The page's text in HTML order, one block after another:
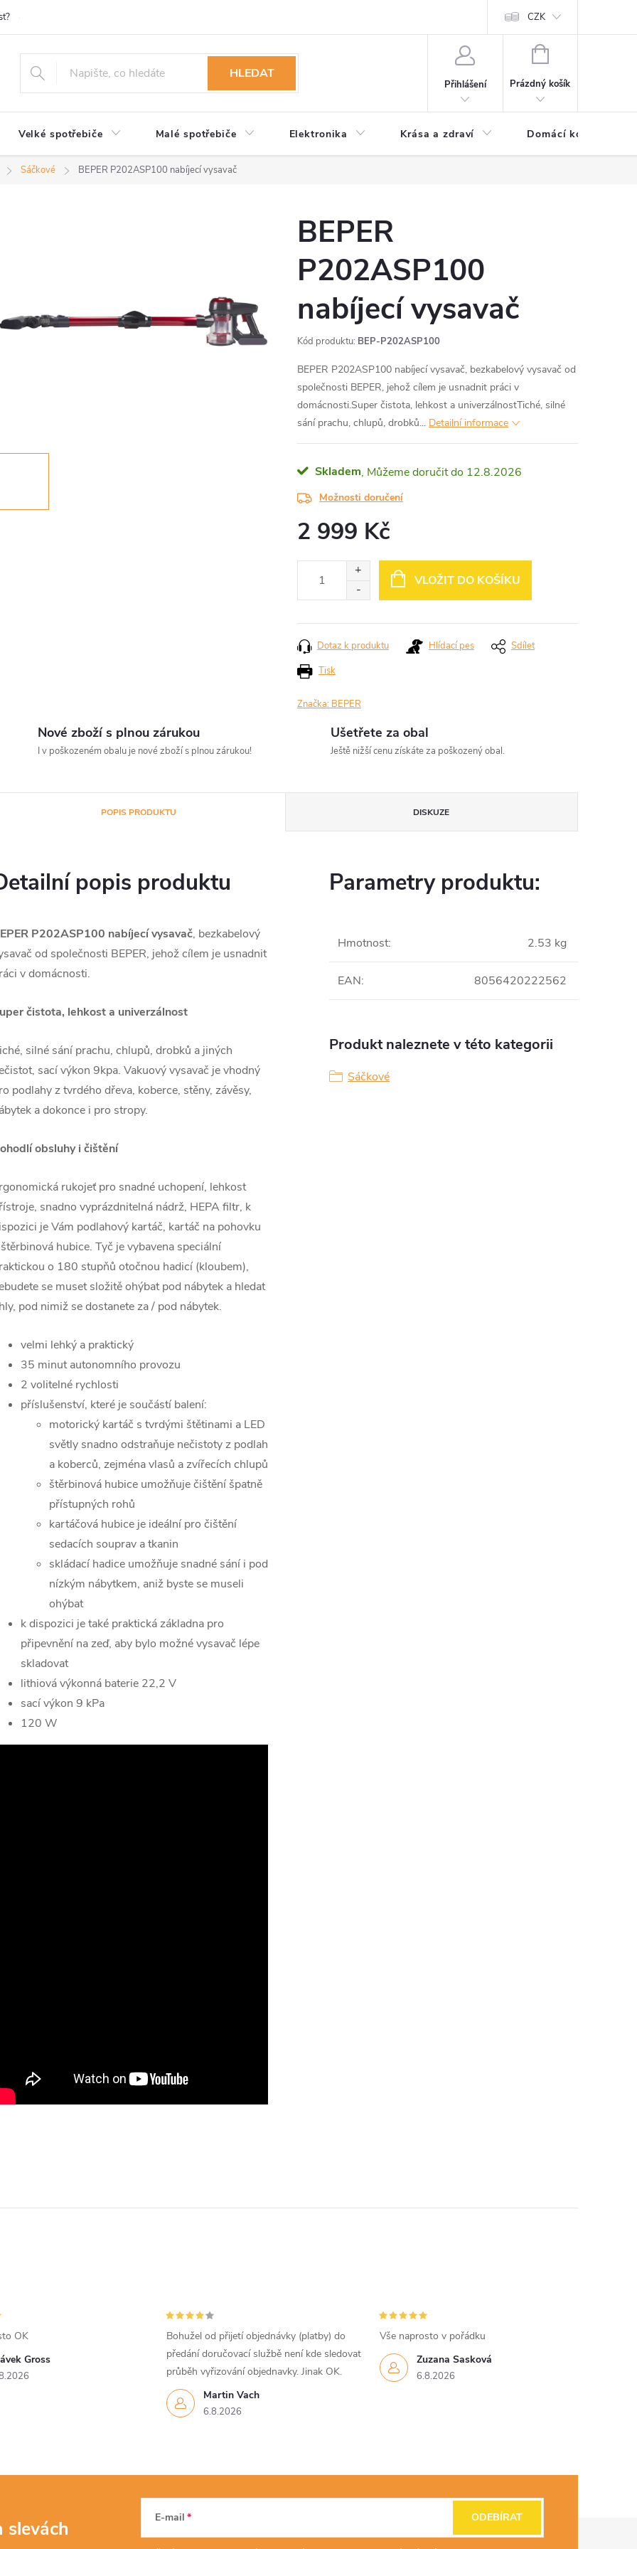
Prohlášení o ochraně osobních údajů
CZK
HLEDAT
Přihlášení
NÁKUPNÍ
Prázdný košík
Velké spotřebiče Malé spotřebiče Elektronika Krása a zdraví Domácí komfort
Sáčkové BEPER P202ASP100 nabíjecí vysavač
BEPER
P202ASP100
nabíjecí vysavač
Kód produktu: BEP-P202ASP100
BEPER P202ASP100 nabíjecí vysavač, bezkabelový vysavač od
společnosti BEPER, jehož cílem je usnadnit práci v
domácnosti.Super čistota, lehkost a univerzálnostTiché, silné
sání prachu, chlupů, drobků... Detailní informace
Skladem 12.8.2026
Možnosti doručení
2 999 Kč
VLOŽIT DO KOŠÍKU
Tisk
Dotaz k produktu Hlídací pes Sdílet
Značka: BEPER
Nové zboží s plnou zárukou
I v poškozeném obalu je nové zboží s plnou zárukou!
Ušetřete za obal
Ještě nižší cenu získáte za poškozený obal.
POPIS PRODUKTU DISKUZE
popis produktu
P202ASP100 nabíjecí vysavač, bezkabelový
od společnosti BEPER, jehož cílem je usnadnit
v domácnosti.
čistota, lehkost a univerzálnost
silné sání prachu, chlupů, drobků a jiných
sací výkon 9kpa. Vakuový vysavač je vhodný
podlahy z tvrdého dřeva, koberce, stěny, závěsy,
a dokonce i pro stropy.
obsluhy i čištění
rukojeť pro snadné uchopení, lehkost
snadno vyprázdnitelná nádrž, HEPA filtr, k
je Vám podlahový kartáč, kartáč na pohovku
hubice. Tyč je vybavena speciální
o 180 stupňů otočnou hadicí (kloubem),
se muset složitě ohýbat pod nábytek a hledat
pod nimiž se dostanete za / pod nábytek.
velmi lehký a praktický
35 minut autonomního provozu
2 volitelné rychlosti
příslušenství, které je součástí balení:
motorický kartáč s tvrdými štětinami a LED
světly snadno odstraňuje nečistoty z podlah
a koberců, zejména vlasů a zvířecích chlupů
štěrbinová hubice umožňuje čištění špatně
přístupných rohů
kartáčová hubice je ideální pro čištění
sedacích souprav a tkanin
skládací hadice umožňuje snadné sání i pod
nízkým nábytkem, aniž byste se museli
ohýbat
k dispozici je také praktická základna pro
připevnění na zeď, aby bylo možné vysavač lépe
skladovat
lithiová výkonná baterie 22,2 V
sací výkon 9 kPa
120 W
Parametry produktu:
Hmotnost: 2.53 kg
EAN: 8056420222562
Produkt naleznete v této kategorii
Sáčkové
Gross
OK
Martin Vach
6.8.2026
Bohužel od přijetí objednávky (platby) do
předání doručovací službě není kde sledovat
průběh vyřizování objednavky. Jinak OK.
Zuzana Sasková
6.8.2026
Vše naprosto v pořádku
slevách E-mail ODEBÍRAT